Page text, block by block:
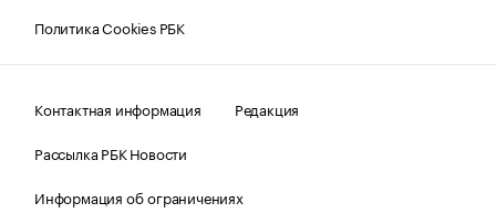
Политика Cookies РБК
Контактная информация
Редакция
Рассылка РБК Новости
Информация об ограничениях